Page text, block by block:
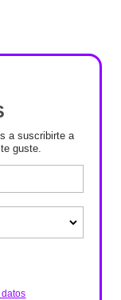
a suscribirte a
guste.